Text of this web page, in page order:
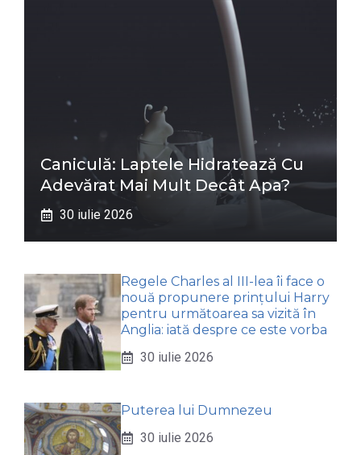
Caniculă: Laptele Hidratează Cu
Adevărat Mai Mult Decât Apa?
30 iulie 2026
Regele Charles al III-lea îi face o
nouă propunere prințului Harry
pentru următoarea sa vizită în
Anglia: iată despre ce este vorba
30 iulie 2026
Puterea lui Dumnezeu
30 iulie 2026